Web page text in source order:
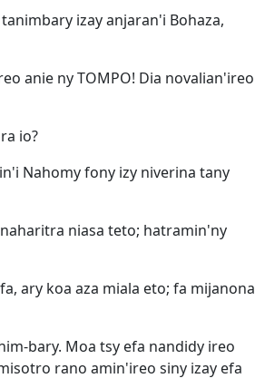
izay anjaran'i Bohaza,
anie ny TOMPO! Dia novalian'ireo
io?
Nahomy fony izy niverina tany
niasa teto; hatramin'ny
ary koa aza miala eto; fa mijanona
bary. Moa tsy efa nandidy ireo
rano amin'ireo siny izay efa